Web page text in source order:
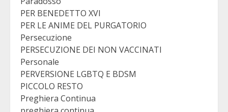
PER BENEDETTO XVI
PER LE ANIME DEL PURGATORIO
Persecuzione
PERSECUZIONE DEI NON VACCINATI
Personale
PERVERSIONE LGBTQ E BDSM
PICCOLO RESTO
Preghiera Continua